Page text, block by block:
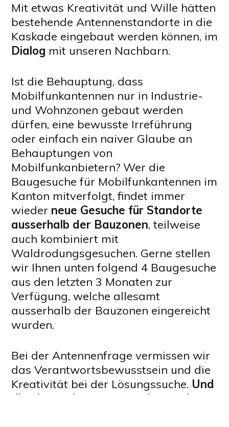
Mit etwas Kreativität und Wille hätten
bestehende Antennenstandorte in die
Kaskade eingebaut werden können, im
Dialog mit unseren Nachbarn.
Ist die Behauptung, dass
Mobilfunkantennen nur in Industrie-
und Wohnzonen gebaut werden
dürfen, eine bewusste Irreführung
oder einfach ein naiver Glaube an
Behauptungen von
Mobilfunkanbietern? Wer die
Baugesuche für Mobilfunkantennen im
Kanton mitverfolgt, findet immer
wieder neue Gesuche für Standorte
ausserhalb der Bauzonen, teilweise
auch kombiniert mit
Waldrodungsgesuchen. Gerne stellen
wir Ihnen unten folgend 4 Baugesuche
aus den letzten 3 Monaten zur
Verfügung, welche allesamt
ausserhalb der Bauzonen eingereicht
wurden.
Bei der Antennenfrage vermissen wir
das Verantwortsbewusstsein und die
Kreativität bei der Lösungssuche. Und
die ebenso konsequente Anwendung